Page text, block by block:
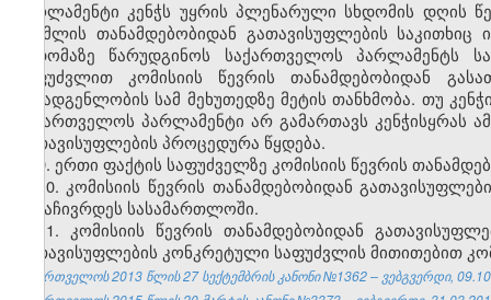
პარლამენტი კენჭს უყრის პლენარული სხდომის დღის
რომლის თანამდებობიდან გათავისუფლების
სხდომაზე წარუდგინოს საქართველოს პარლამენტს
საფუძვლით კომისიის წევრის თანამდებობიდან
შემადგენლობის სამ მეხუთედზე მეტის თანხმობა. თუ
საქართველოს პარლამენტი არ გამართავს კენჭისყრას
გათავისუფლების პროცედურა წყდება.
9. ერთი ფაქტის საფუძველზე კომისიის წევრის
10. კომისიის წევრის თანამდებობიდან
გასაჩივრდეს სასამართლოში.
11. კომისიის წევრის თანამდებობიდან
გათავისუფლების კონკრეტული საფუძვლის მითითებით
საქართველოს 2013 წლის 27 სექტემბრის კანონი №1362 – ვებგვერდი,